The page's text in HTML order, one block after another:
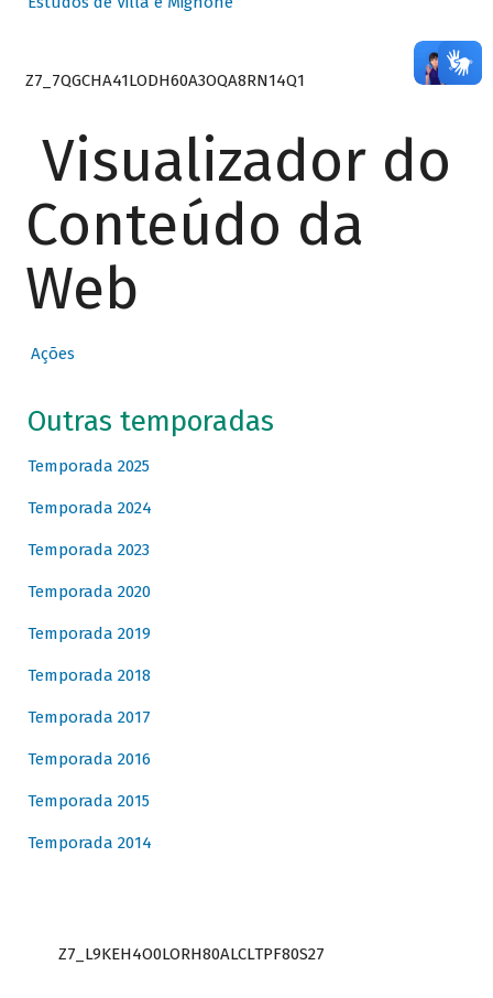
Z7_7QGCHA41LODH60A3OQA8RN14Q1
Visualizador do
Conteúdo da
Web
Ações
Outras temporadas
Temporada 2025
Temporada 2024
Temporada 2023
Temporada 2020
Temporada 2019
Temporada 2018
Temporada 2017
Temporada 2016
Temporada 2015
Temporada 2014
Z7_L9KEH4O0LORH80ALCLTPF80S27